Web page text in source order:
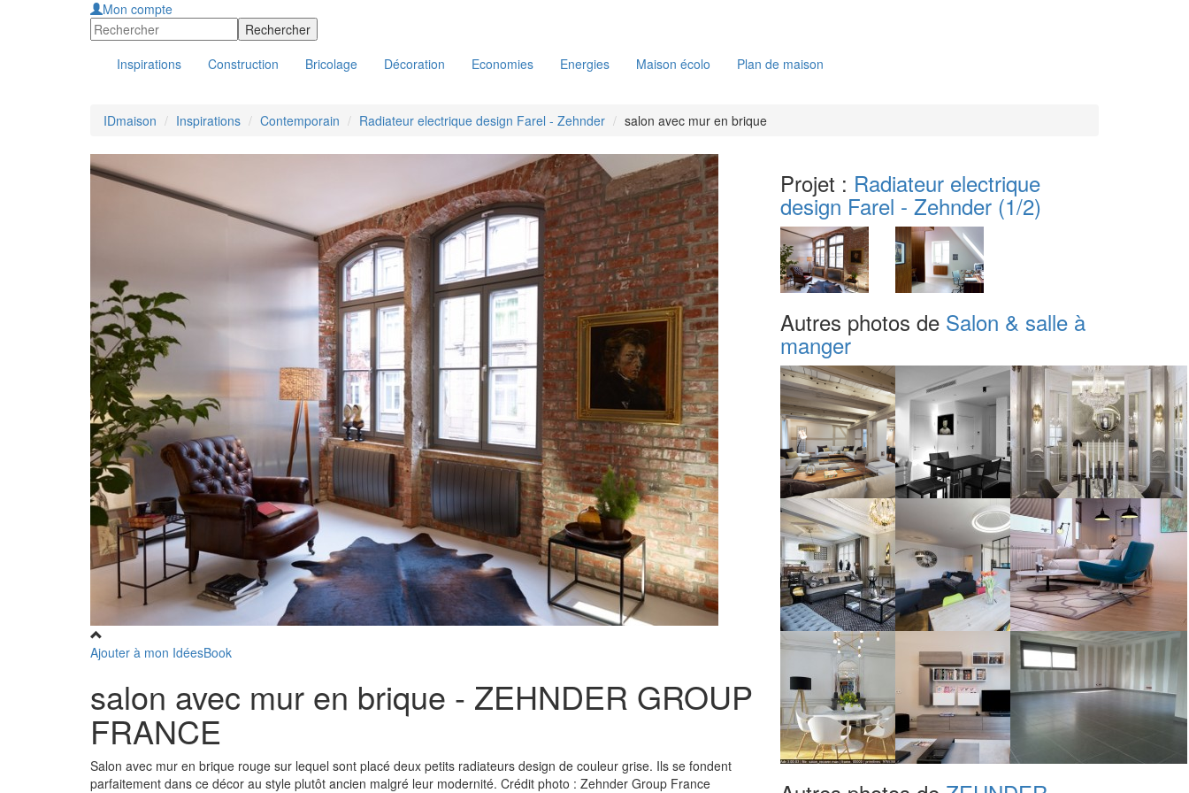
Mon compte
Inspirations Construction Bricolage Décoration Economies Energies Maison écolo Plan de maison
IDmaison Inspirations Contemporain Radiateur electrique design Farel - Zehnder salon avec mur en brique
Ajouter à mon IdéesBook
salon avec mur en brique - ZEHNDER GROUP
FRANCE
Salon avec mur en brique rouge sur lequel sont placé deux petits radiateurs design de couleur grise. Ils se fondent
parfaitement dans ce décor au style plutôt ancien malgré leur modernité. Crédit photo : Zehnder Group France
Projet : Radiateur electrique
design Farel - Zehnder (1/2)
Autres photos de Salon & salle à
manger